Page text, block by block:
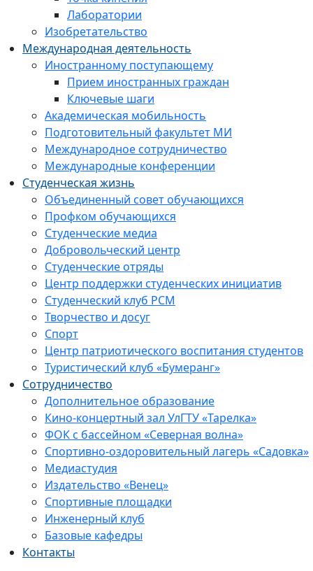
Лаборатории
Изобретательство
Международная деятельность
Иностранному поступающему
Прием иностранных граждан
Ключевые шаги
Академическая мобильность
Подготовительный факультет МИ
Международное сотрудничество
Международные конференции
Студенческая жизнь
Объединенный совет обучающихся
Профком обучающихся
Студенческие медиа
Добровольческий центр
Студенческие отряды
Центр поддержки студенческих инициатив
Студенческий клуб РСМ
Творчество и досуг
Спорт
Центр патриотического воспитания студентов
Туристический клуб «Бумеранг»
Сотрудничество
Дополнительное образование
Кино-концертный зал УлГТУ «Тарелка»
ФОК с бассейном «Северная волна»
Спортивно-оздоровительный лагерь «Садовка»
Медиастудия
Издательство «Венец»
Спортивные площадки
Инженерный клуб
Базовые кафедры
Контакты